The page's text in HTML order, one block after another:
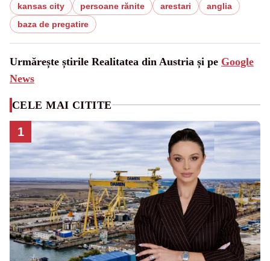
kansas city persoane rănite arestari
anglia
baza de pregatire
Urmărește știrile Realitatea din Austria și pe Google
News
CELE MAI CITITE
1